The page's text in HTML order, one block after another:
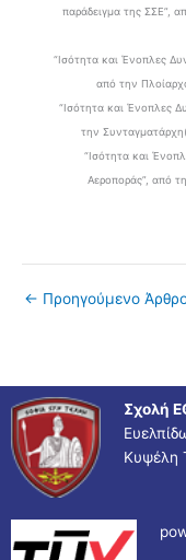
παράδειγμα της ΣΣΕ”,
“Ισότητα και Ένοπλες
από την
“Ισότητα και Ένοπλες
την
“Ισότητα και
Αεροποράς”, από
← Προηγούμενο
Σχολή
Κυψέλη